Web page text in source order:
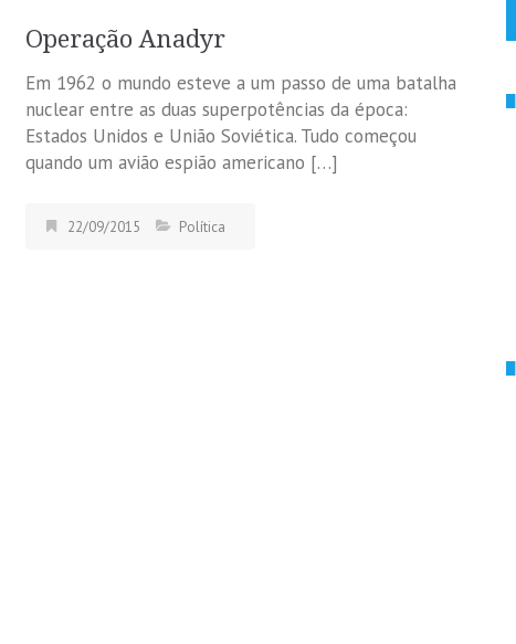
Operação Anadyr
Em 1962 o mundo esteve a um passo de uma batalha
nuclear entre as duas superpotências da época:
Estados Unidos e União Soviética. Tudo começou
quando um avião espião americano […]
22/09/2015 Política